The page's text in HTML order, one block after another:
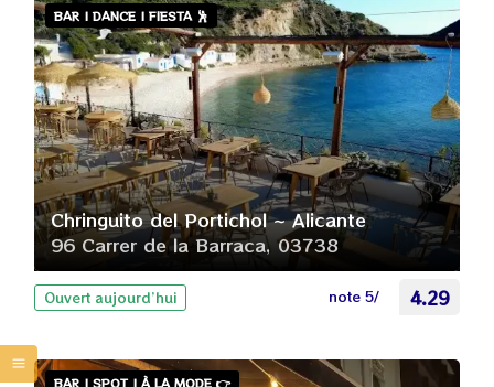
BAR | DANCE | FIESTA 🕺
Chringuito del Portichol ~ Alicante
96 Carrer de la Barraca, 03738
Ouvert aujourd’hui note 5/ 4.29
BAR | SPOT | À LA MODE 👉